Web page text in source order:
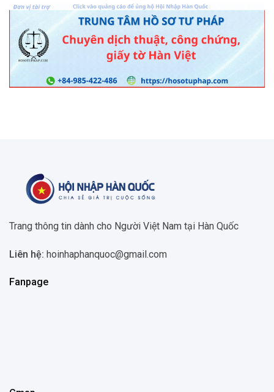
Trang thông tin dành cho Người Việt Nam tại Hàn Quốc
Liên hệ: hoinhaphanquoc@gmail.com
Fanpage